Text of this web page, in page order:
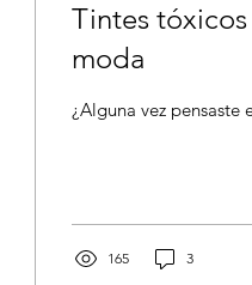
Tintes
moda
¿Alguna vez pensaste
165 3